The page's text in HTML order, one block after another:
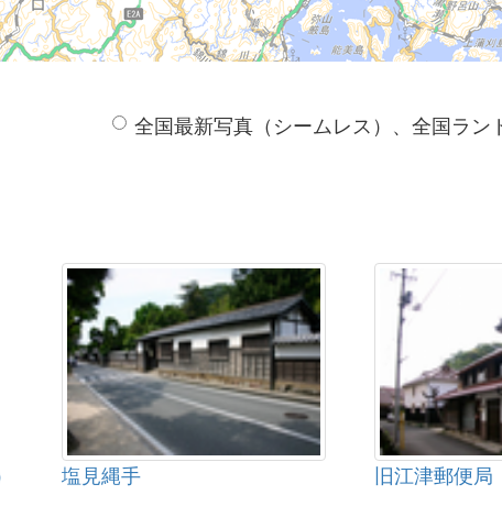
全国最新写真（シームレス）、全国ラ
塩見縄手 旧江津郵便局